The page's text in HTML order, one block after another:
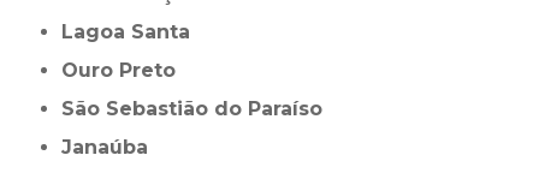
Lagoa Santa
Ouro Preto
São Sebastião do Paraíso
Janaúba